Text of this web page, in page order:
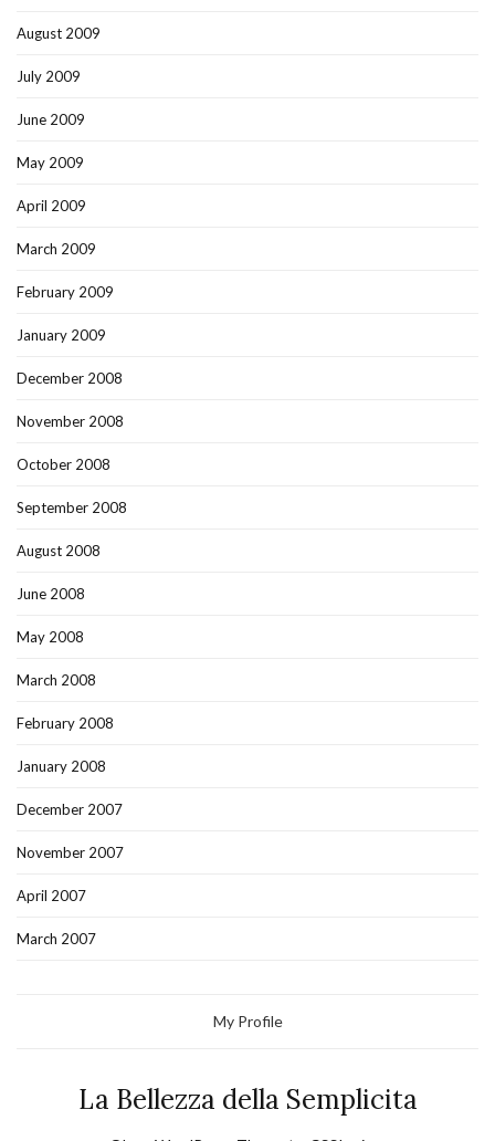
August 2009
July 2009
June 2009
May 2009
April 2009
March 2009
February 2009
January 2009
December 2008
November 2008
October 2008
September 2008
August 2008
June 2008
May 2008
March 2008
February 2008
January 2008
December 2007
November 2007
April 2007
March 2007
My Profile
La Bellezza della Semplicita